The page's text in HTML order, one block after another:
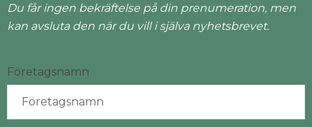
Du får ingen bekräftelse på din prenumeration, men
kan avsluta den när du vill i själva nyhetsbrevet.
Företagsnamn